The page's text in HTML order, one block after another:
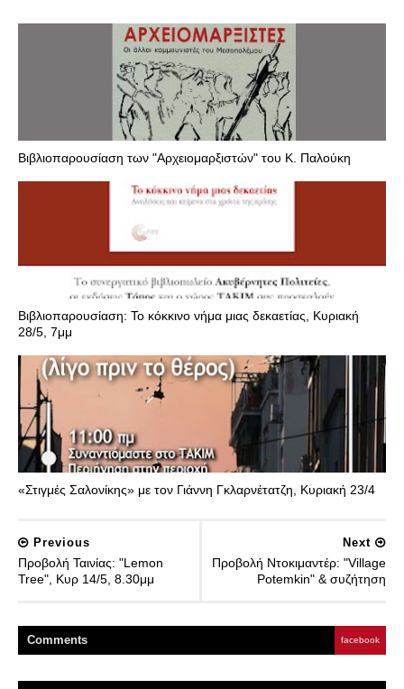
Βιβλιοπαρουσίαση των "Αρχειομαρξιστών" του Κ. Παλούκη
Βιβλιοπαρουσίαση: Το κόκκινο νήμα μιας δεκαετίας, Κυριακή
28/5, 7μμ
«Στιγμές Σαλονίκης» με τον Γιάννη Γκλαρνέτατζη, Κυριακή 23/4
Next
Προβολή Ντοκιμαντέρ: "Village
Potemkin" & συζήτηση
Previous
Προβολή Ταινίας: "Lemon
Tree", Κυρ 14/5, 8.30μμ
Comments facebook